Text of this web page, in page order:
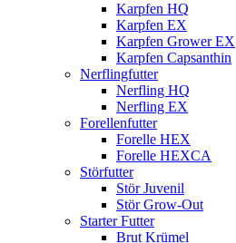
Karpfen HQ
Karpfen EX
Karpfen Grower EX
Karpfen Capsanthin
Nerflingfutter
Nerfling HQ
Nerfling EX
Forellenfutter
Forelle HEX
Forelle HEXCA
Störfutter
Stör Juvenil
Stör Grow-Out
Starter Futter
Brut Krümel